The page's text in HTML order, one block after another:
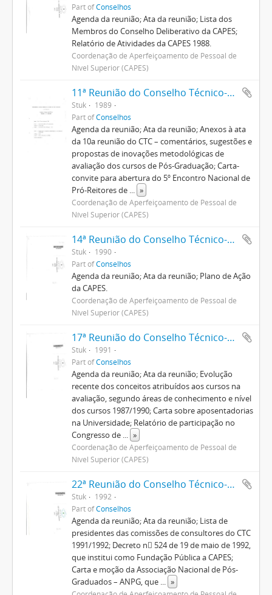
Part ofConselhos
Agenda da reunião; Ata da reunião; Lista dos
Membros do Conselho Deliberativo da CAPES;
Relatório de Atividades da CAPES 1988.
Coordenação de Aperfeiçoamento de Pessoal de
Nível Superior (CAPES)
11ª Reunião do Conselho Técnico-Científico
Stuk
1989
Part ofConselhos
Agenda da reunião; Ata da reunião; Anexos à ata
da 10a reunião do CTC – comentários, sugestões e
propostas de inovações metodológicas de
avaliação dos cursos de Pós-Graduação; Carta-
convite para abertura do 5º Encontro Nacional de
Pró-Reitores de ... »
Coordenação de Aperfeiçoamento de Pessoal de
Nível Superior (CAPES)
14ª Reunião do Conselho Técnico-Científico
Stuk
1990
Part ofConselhos
Agenda da reunião; Ata da reunião; Plano de Ação
da CAPES.
Coordenação de Aperfeiçoamento de Pessoal de
Nível Superior (CAPES)
17ª Reunião do Conselho Técnico-Científico
Stuk
1991
Part ofConselhos
Agenda da reunião; Ata da reunião; Evolução
recente dos conceitos atribuídos aos cursos na
avaliação, segundo áreas de conhecimento e nível
dos cursos 1987/1990; Carta sobre aposentadorias
na Universidade; Relatório de participação no
Congresso de ... »
Coordenação de Aperfeiçoamento de Pessoal de
Nível Superior (CAPES)
22ª Reunião do Conselho Técnico-Científico
Stuk
1992
Part ofConselhos
Agenda da reunião; Ata da reunião; Lista de
presidentes das comissões de consultores do CTC
1991/1992; Decreto n 524 de 19 de maio de 1992,
que institui como Fundação Pública a CAPES;
Carta e moção da Associação Nacional de Pós-
Graduados – ANPG, que ... »